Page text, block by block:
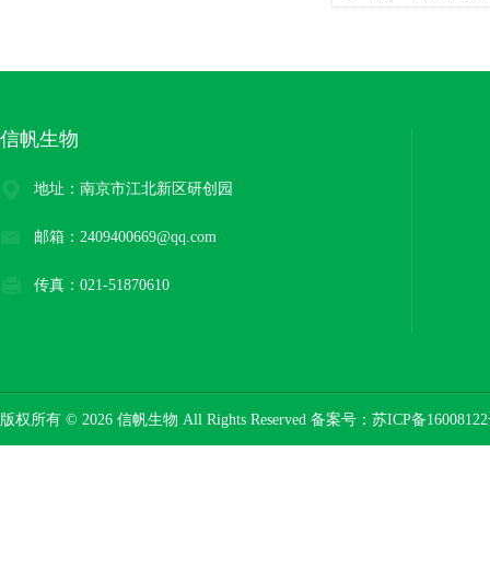
信帆生物
地址：南京市江北新区研创园
邮箱：2409400669@qq.com
传真：021-51870610
版权所有 © 2026 信帆生物 All Rights Reserved 备案号： 苏ICP备